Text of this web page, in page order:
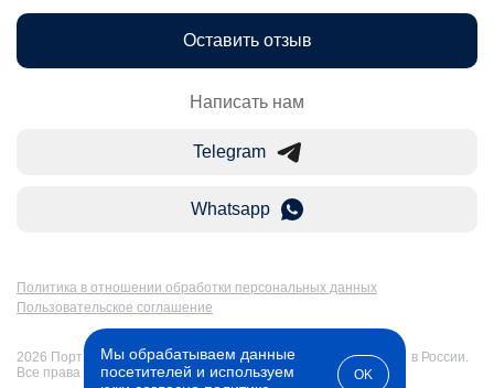
Оставить отзыв
Написать нам
Telegram
Whatsapp
Политика в отношении обработки персональных данных
Пользовательское соглашение
2026 Портал Бакалавр-Магистр: дистанционное образование в России.
Все права защищены
Мы обрабатываем данные
посетителей и используем
OK